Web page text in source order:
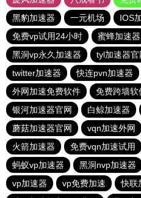
黑豹加速器
一元机场 IOS
免费vp试用24小时
蜜蜂加速器
黑洞vp永久加速器
tyl加速器官
twitter加速器
快连pvn加速器
外网加速免费软件
免费跨墙软
银河加速器官网
白鲸加速器
蘑菇加速器官网
vqn加速外网
火箭加速器
免费vqn加速试用
蚂蚁vp加速器
黑洞nvp加速器
vp加速器
vp免费加速 快联